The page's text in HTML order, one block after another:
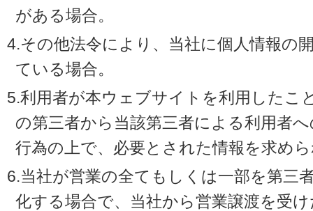
がある場合。
4.その他法令により、当社に個人情報の
ている場合。
5.利用者が本ウェブサイトを利用したこ
の第三者から当該第三者による利用者
行為の上で、必要とされた情報を求め
6.当社が営業の全てもしくは一部を第三
化する場合で、当社から営業譲渡を受